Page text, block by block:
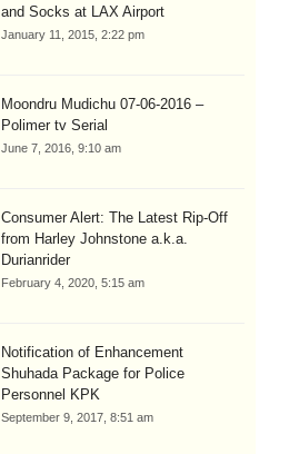
and Socks at LAX Airport
January 11, 2015, 2:22 pm
Moondru Mudichu 07-06-2016 –
Polimer tv Serial
June 7, 2016, 9:10 am
Consumer Alert: The Latest Rip-Off
from Harley Johnstone a.k.a.
Durianrider
February 4, 2020, 5:15 am
Notification of Enhancement
Shuhada Package for Police
Personnel KPK
September 9, 2017, 8:51 am